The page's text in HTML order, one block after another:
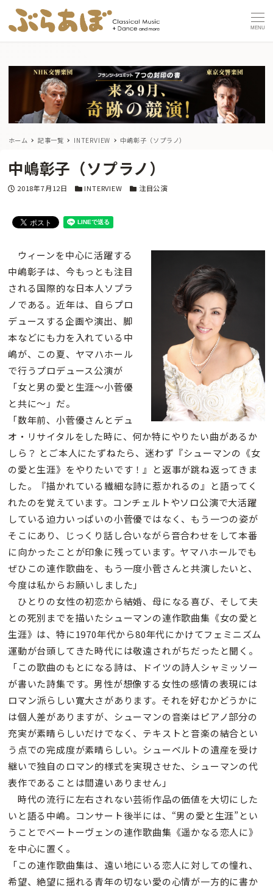
MENU
ホーム 記事一覧 INTERVIEW 中嶋彰子（ソプラノ）
中嶋彰子（ソプラノ）
投稿日
2018年7月12日 カテゴリー
INTERVIEW カテゴリー
注目公演
ウィーンを中心に活躍する
中嶋彰子は、今もっとも注目
される国際的な日本人ソプラ
ノである。近年は、自らプロ
デュースする企画や演出、脚
本などにも力を入れている中
嶋が、この夏、ヤマハホール
で行うプロデュース公演が
「女と男の愛と生涯〜小菅優
と共に〜」だ。
「数年前、小菅優さんとデュ
オ・リサイタルをした時に、何か特にやりたい曲があるか
しら？ とご本人にたずねたら、迷わず『シューマンの《女
の愛と生涯》をやりたいです！』と返事が跳ね返ってきま
した。『描かれている繊細な詩に惹かれるの』と語ってく
れたのを覚えています。コンチェルトやソロ公演で大活躍
している迫力いっぱいの小菅優ではなく、もう一つの姿が
そこにあり、じっくり話し合いながら音合わせをして本番
に向かったことが印象に残っています。ヤマハホールでも
ぜひこの連作歌曲を、もう一度小菅さんと共演したいと、
今度は私からお願いしました」
ひとりの女性の初恋から結婚、母になる喜び、そして夫
との死別までを描いたシューマンの連作歌曲集《女の愛と
生涯》は、特に1970年代から80年代にかけてフェミニズム
運動が台頭してきた時代には敬遠されがちだったと聞く。
「この歌曲のもとになる詩は、ドイツの詩人シャミッソー
が書いた詩集です。男性が想像する女性の感情の表現には
ロマン派らしい寛大さがあります。それを好むかどうかに
は個人差がありますが、シューマンの音楽はピアノ部分の
充実が素晴らしいだけでなく、テキストと音楽の結合とい
う点での完成度が素晴らしい。シューベルトの遺産を受け
継いで独自のロマン的様式を実現させた、シューマンの代
表作であることは間違いありません」
時代の流行に左右されない芸術作品の価値を大切にした
いと語る中嶋。コンサート後半には、“男の愛と生涯”とい
うことでベートーヴェンの連作歌曲集《遥かなる恋人に》
を中心に置く。
「この連作歌曲集は、遠い地にいる恋人に対しての憧れ、
希望、絶望に揺れる青年の切ない愛の心情が一方的に書か